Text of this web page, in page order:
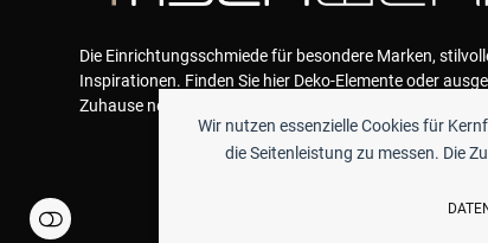
Wir nutzen essenzielle Cookies für
die Seitenleistung zu messen. Die
Die Einrichtungsschmiede für besondere Marken,
Inspirationen. Finden Sie hier Deko-Elemente oder
Zuhause neue Akzente geben und das Wohlfühlen